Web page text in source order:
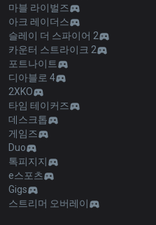
마블 라이벌즈
아크 레이더스
슬레이 더 스파이어 2
카운터 스트라이크 2
포트나이트
디아블로 4
2XKO
타임 테이커즈
데스크톱
게임즈
Duo
톡피지지
e스포츠
Gigs
스트리머 오버레이